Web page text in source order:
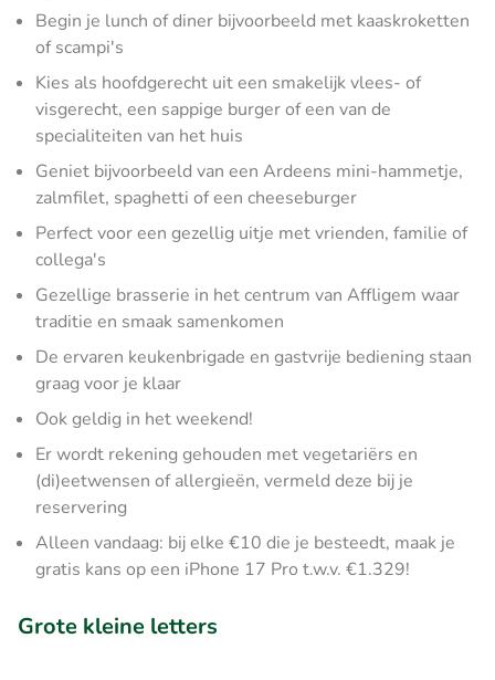
Begin je lunch of diner bijvoorbeeld met kaaskroketten
of scampi's
Kies als hoofdgerecht uit een smakelijk vlees- of
visgerecht, een sappige burger of een van de
specialiteiten van het huis
Geniet bijvoorbeeld van een Ardeens mini-hammetje,
zalmfilet, spaghetti of een cheeseburger
Perfect voor een gezellig uitje met vrienden, familie of
collega's
Gezellige brasserie in het centrum van Affligem waar
traditie en smaak samenkomen
De ervaren keukenbrigade en gastvrije bediening staan
graag voor je klaar
Ook geldig in het weekend!
Er wordt rekening gehouden met vegetariërs en
(di)eetwensen of allergieën, vermeld deze bij je
reservering
Alleen vandaag: bij elke €10 die je besteedt, maak je
gratis kans op een iPhone 17 Pro t.w.v. €1.329!
Grote kleine letters